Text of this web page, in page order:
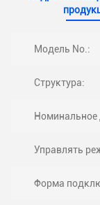
Модель No.:
Структура:
Номинальное
Управлять
Форма